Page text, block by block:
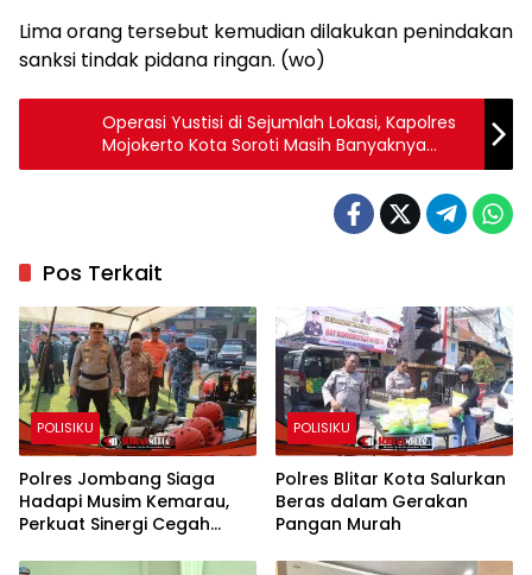
Lima orang tersebut kemudian dilakukan penindakan
sanksi tindak pidana ringan. (wo)
Operasi Yustisi di Sejumlah Lokasi, Kapolres
Mojokerto Kota Soroti Masih Banyaknya
Pelanggar Protokol Kesehatan
Pos Terkait
POLISIKU
Polres Jombang Siaga
Hadapi Musim Kemarau,
Perkuat Sinergi Cegah
POLISIKU
Polres Blitar Kota Salurkan
Beras dalam Gerakan
Pangan Murah